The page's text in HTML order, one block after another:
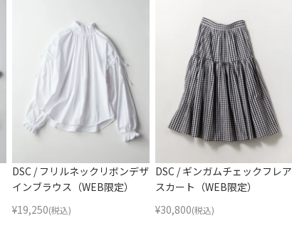
DSC / フリルネックリボンデザ
インブラウス（WEB限定）
¥19,250(税込)
DSC / ギンガムチェックフレア
スカート（WEB限定）
¥30,800(税込)